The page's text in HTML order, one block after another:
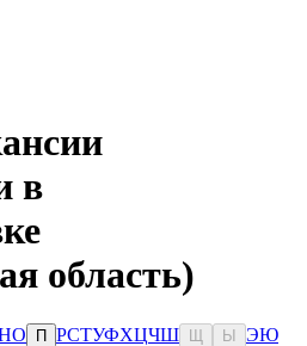
в
область)
О П РСТУФХЦЧШ Ы ЭЮ